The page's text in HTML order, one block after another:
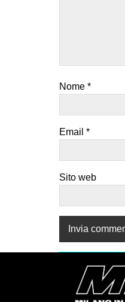
Nome *
Email *
Sito web